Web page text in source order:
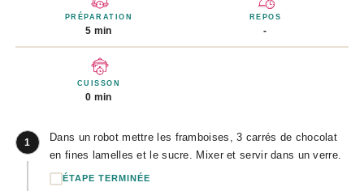
PRÉPARATION
5 min
REPOS
-
CUISSON
0 min
1
Dans un robot mettre les framboises, 3 carrés de chocolat
en fines lamelles et le sucre. Mixer et servir dans un verre.
ÉTAPE TERMINÉE